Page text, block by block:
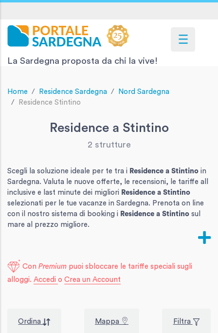
La Sardegna proposta da chi la vive!
Home Residence Sardegna
Nord Sardegna
Residence Stintino
Residence a Stintino
2 strutture
Scegli la soluzione ideale per te tra i Residence a Stintino in
Sardegna. Valuta le nuove offerte, le recensioni, le tariffe all
inclusive e last minute dei migliori Residence a Stintino
selezionati per le tue vacanze in Sardegna. Prenota on line
con il nostro sistema di booking i Residence a Stintino sul
mare al prezzo migliore.
Con Premium puoi sbloccare le tariffe speciali sugli
alloggi. Accedi o Crea un Account
Ordina Mappa Filtra